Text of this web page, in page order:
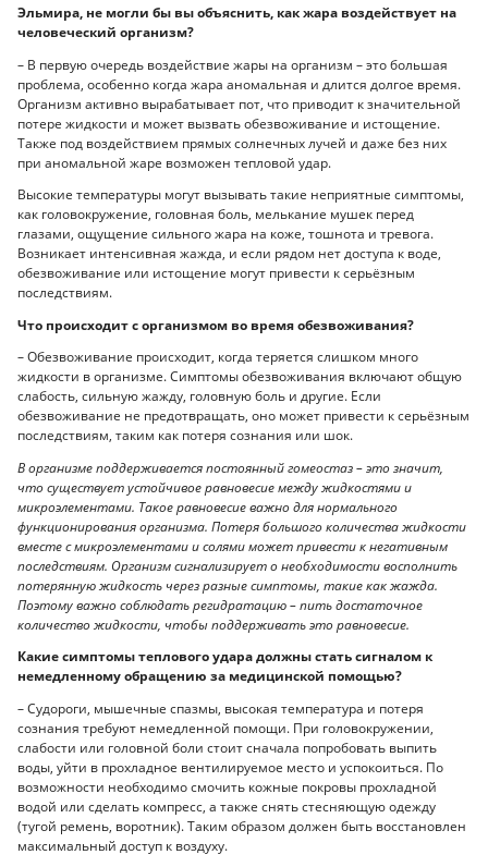
Эльмира, не могли бы вы объяснить, как жара воздействует на
человеческий организм?
– В первую очередь воздействие жары на организм – это большая
проблема, особенно когда жара аномальная и длится долгое время.
Организм активно вырабатывает пот, что приводит к значительной
потере жидкости и может вызвать обезвоживание и истощение.
Также под воздействием прямых солнечных лучей и даже без них
при аномальной жаре возможен тепловой удар.
Высокие температуры могут вызывать такие неприятные симптомы,
как головокружение, головная боль, мелькание мушек перед
глазами, ощущение сильного жара на коже, тошнота и тревога.
Возникает интенсивная жажда, и если рядом нет доступа к воде,
обезвоживание или истощение могут привести к серьёзным
последствиям.
Что происходит с организмом во время обезвоживания?
– Обезвоживание происходит, когда теряется слишком много
жидкости в организме. Симптомы обезвоживания включают общую
слабость, сильную жажду, головную боль и другие. Если
обезвоживание не предотвращать, оно может привести к серьёзным
последствиям, таким как потеря сознания или шок.
В организме поддерживается постоянный гомеостаз – это значит,
что существует устойчивое равновесие между жидкостями и
микроэлементами. Такое равновесие важно для нормального
функционирования организма. Потеря большого количества жидкости
вместе с микроэлементами и солями может привести к негативным
последствиям. Организм сигнализирует о необходимости восполнить
потерянную жидкость через разные симптомы, такие как жажда.
Поэтому важно соблюдать регидратацию – пить достаточное
количество жидкости, чтобы поддерживать это равновесие.
Какие симптомы теплового удара должны стать сигналом к
немедленному обращению за медицинской помощью?
– Судороги, мышечные спазмы, высокая температура и потеря
сознания требуют немедленной помощи. При головокружении,
слабости или головной боли стоит сначала попробовать выпить
воды, уйти в прохладное вентилируемое место и успокоиться. По
возможности необходимо смочить кожные покровы прохладной
водой или сделать компресс, а также снять стесняющую одежду
(тугой ремень, воротник). Таким образом должен быть восстановлен
максимальный доступ к воздуху.